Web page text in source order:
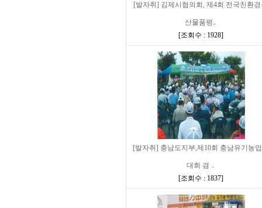
[발자취] 김제시협의회, 제4회 전국친환
산물품평..
[조회수 : 1928]
[발자취] 충남도지부,제10회 충남유기농
대회 겸 ..
[조회수 : 1837]